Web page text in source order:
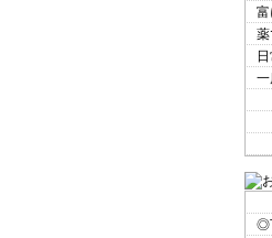
富
薬
一
◎